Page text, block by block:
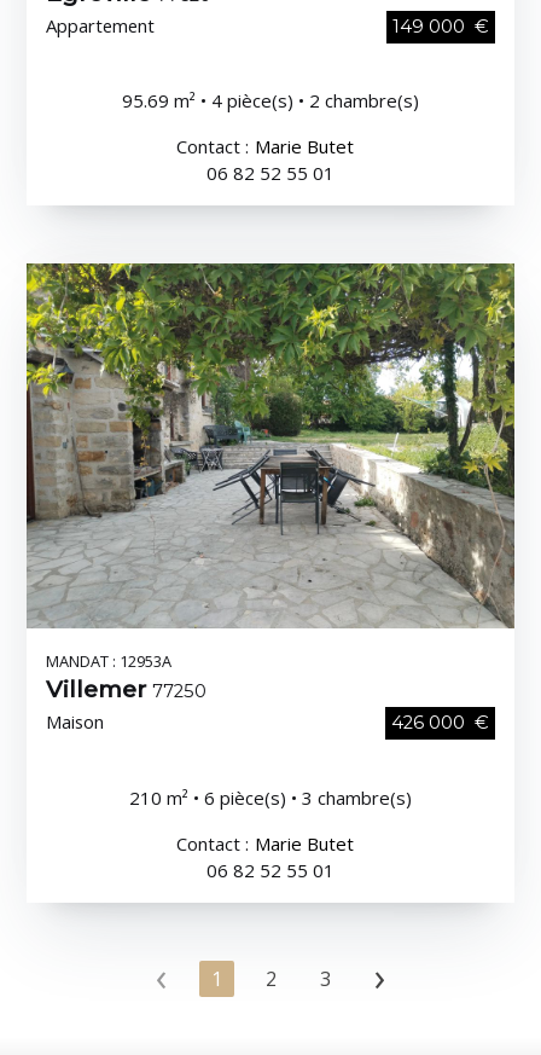
Appartement 149 000 €
95.69 m² • 4 pièce(s) • 2 chambre(s)
Contact : Marie Butet
06 82 52 55 01
MANDAT : 12953A
Villemer77250
Maison 426 000 €
210 m² • 6 pièce(s) • 3 chambre(s)
Contact : Marie Butet
06 82 52 55 01
‹ 1 2 3 ›